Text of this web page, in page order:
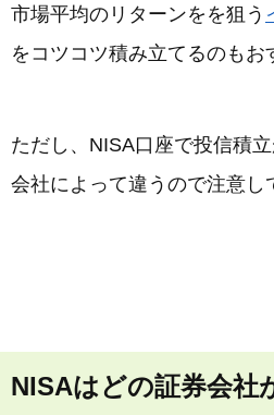
市場平均のリターンをを狙う
をコツコツ積み立てるのもお
ただし、NISA口座で投信積
会社によって違うので注意し
NISAはどの証券会社